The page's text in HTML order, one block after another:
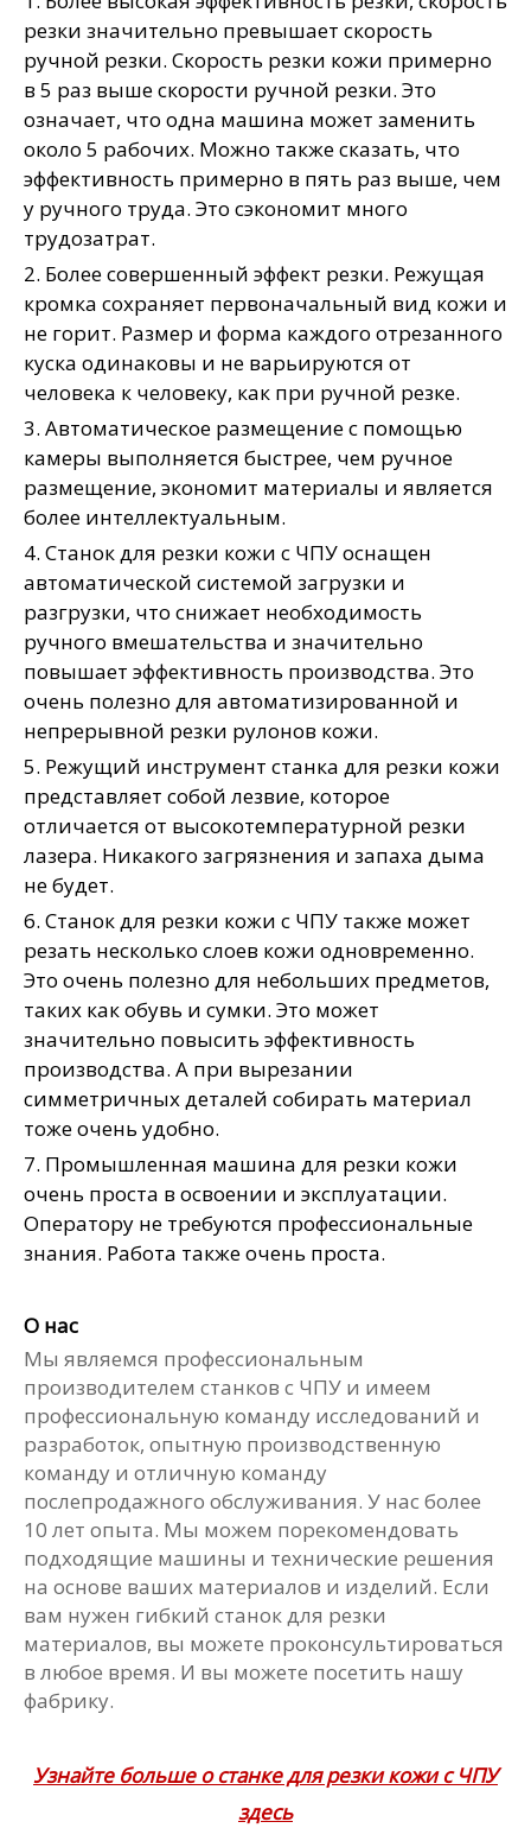
резки значительно превышает скорость
ручной резки. Скорость резки кожи примерно
в 5 раз выше скорости ручной резки. Это
означает, что одна машина может заменить
около 5 рабочих. Можно также сказать, что
эффективность примерно в пять раз выше, чем
у ручного труда. Это сэкономит много
трудозатрат.
2. Более совершенный эффект резки. Режущая
кромка сохраняет первоначальный вид кожи и
не горит. Размер и форма каждого отрезанного
куска одинаковы и не варьируются от
человека к человеку, как при ручной резке.
3. Автоматическое размещение с помощью
камеры выполняется быстрее, чем ручное
размещение, экономит материалы и является
более интеллектуальным.
4. Станок для резки кожи с ЧПУ оснащен
автоматической системой загрузки и
разгрузки, что снижает необходимость
ручного вмешательства и значительно
повышает эффективность производства. Это
очень полезно для автоматизированной и
непрерывной резки рулонов кожи.
5. Режущий инструмент станка для резки кожи
представляет собой лезвие, которое
отличается от высокотемпературной резки
лазера. Никакого загрязнения и запаха дыма
не будет.
6. Станок для резки кожи с ЧПУ также может
резать несколько слоев кожи одновременно.
Это очень полезно для небольших предметов,
таких как обувь и сумки. Это может
значительно повысить эффективность
производства. А при вырезании
симметричных деталей собирать материал
тоже очень удобно.
7. Промышленная машина для резки кожи
очень проста в освоении и эксплуатации.
Оператору не требуются профессиональные
знания. Работа также очень проста.
О нас
Мы являемся профессиональным
производителем станков с ЧПУ и имеем
профессиональную команду исследований и
разработок, опытную производственную
команду и отличную команду
послепродажного обслуживания. У нас более
10 лет опыта. Мы можем порекомендовать
подходящие машины и технические решения
на основе ваших материалов и изделий. Если
вам нужен гибкий станок для резки
материалов, вы можете проконсультироваться
в любое время. И вы можете посетить нашу
фабрику.
Узнайте больше о станке для резки кожи с ЧПУ
здесь